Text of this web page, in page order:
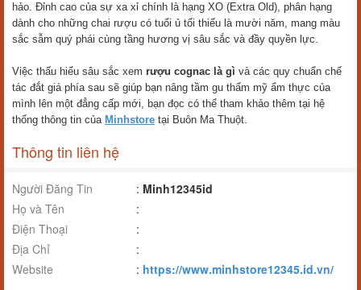
hảo. Đỉnh cao của sự xa xỉ chính là hạng XO (Extra Old), phân hạng
dành cho những chai rượu có tuổi ủ tối thiểu là mười năm, mang màu
sắc sẫm quý phái cùng tầng hương vị sâu sắc và đầy quyền lực.
Việc thấu hiểu sâu sắc xem rượu cognac là gì và các quy chuẩn chế
tác đắt giá phía sau sẽ giúp bạn nâng tầm gu thẩm mỹ ẩm thực của
mình lên một đẳng cấp mới, bạn đọc có thể tham khảo thêm tại hệ
thống thông tin của Minhstore tại Buôn Ma Thuột.
Thông tin liên hệ
Người Đăng Tin : Minh12345id
Họ và Tên
:
Điện Thoại
:
Địa Chỉ
:
Website
: https://www.minhstore12345.id.vn/